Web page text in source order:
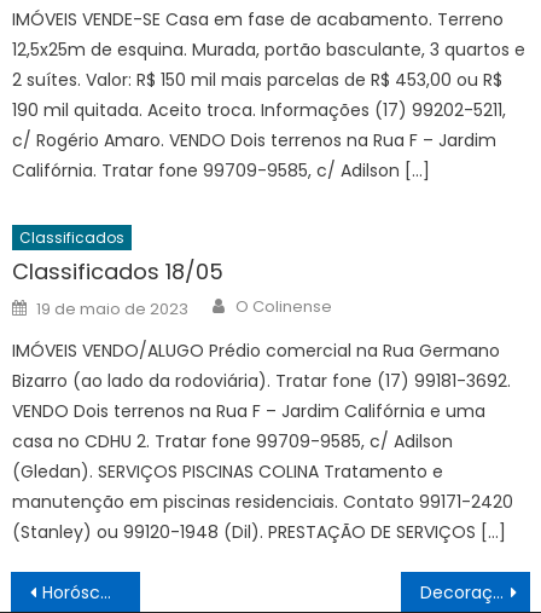
IMÓVEIS VENDE-SE Casa em fase de acabamento. Terreno
12,5x25m de esquina. Murada, portão basculante, 3 quartos e
2 suítes. Valor: R$ 150 mil mais parcelas de R$ 453,00 ou R$
190 mil quitada. Aceito troca. Informações (17) 99202-5211,
c/ Rogério Amaro. VENDO Dois terrenos na Rua F – Jardim
Califórnia. Tratar fone 99709-9585, c/ Adilson […]
Classificados
Classificados 18/05
Posted
on
19 de maio de 2023 Author
O Colinense
IMÓVEIS VENDO/ALUGO Prédio comercial na Rua Germano
Bizarro (ao lado da rodoviária). Tratar fone (17) 99181-3692.
VENDO Dois terrenos na Rua F – Jardim Califórnia e uma
casa no CDHU 2. Tratar fone 99709-9585, c/ Adilson
(Gledan). SERVIÇOS PISCINAS COLINA Tratamento e
manutenção em piscinas residenciais. Contato 99171-2420
(Stanley) ou 99120-1948 (Dil). PRESTAÇÃO DE SERVIÇOS […]
Navegação
Horóscopo 30/03 a 05/04 Decoração de Páscoa toma conta da praça